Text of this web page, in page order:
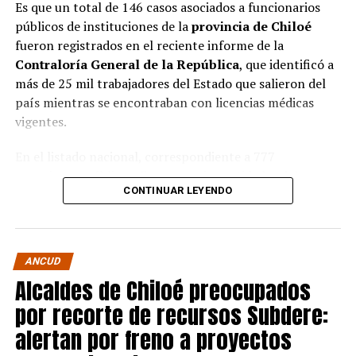
Es que un total de 146 casos asociados a funcionarios
públicos de instituciones de laprovincia de Chiloé
fueron registrados en el reciente informe de la
Contraloría General de la República, que identificó a
más de 25 mil trabajadores del Estado que salieron del
país mientras se encontraban con licencias médicas
vigentes.
organismos públicos, figuran varias entidades del
Municipalidad de Castro
dentro de la provincia. Le siguen laCorporación
Municipal de Quellón
Municipal de Curaco de Vélez
Salud Chiloé , con 11 . También figuran la
Municipalidad de Ancud, con5 casos; la
Municipalidad de Quellóny laMunicipalidad de
Puqueldón , con4 cada una ; la Municipalidad de
CONTINUAR LEYENDO
ANCUD
Alcaldes de Chiloé preocupados
por recorte de recursos Subdere:
alertan por freno a proyectos